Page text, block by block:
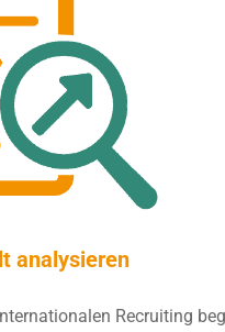
analysieren
Recruiting